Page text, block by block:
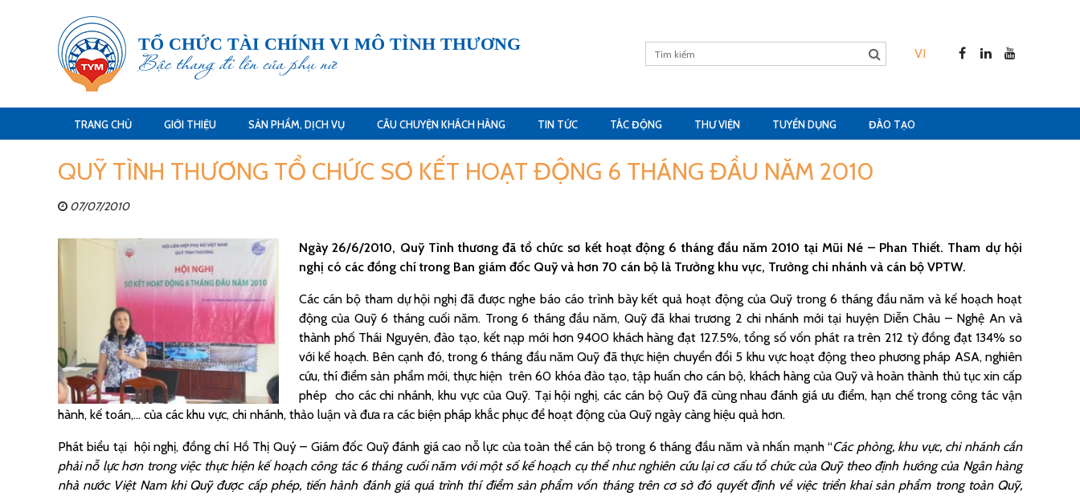
TỔ CHỨC TÀI CHÍNH VI MÔ TÌNH THƯƠNG
Bậc thang đi lên của phụ nữ VI
TRANG CHỦ GIỚI THIỆU SẢN PHẨM, DỊCH VỤ CÂU CHUYỆN KHÁCH HÀNG TIN TỨC TÁC ĐỘNG THƯ VIỆN TUYỂN DỤNG ĐÀO TẠO
QUỸ TÌNH THƯƠNG TỔ CHỨC SƠ KẾT HOẠT ĐỘNG 6 THÁNG ĐẦU NĂM 2010
07/07/2010
Ngày 26/6/2010, Quỹ Tình thương đã tổ chức sơ kết hoạt động 6 tháng đầu năm 2010 tại Mũi Né – Phan Thiết. Tham dự hội
nghị có các đồng chí trong Ban giám đốc Quỹ và hơn 70 cán bộ là Trưởng khu vực, Trưởng chi nhánh và cán bộ VPTW.
Các cán bộ tham dự hội nghị đã được nghe báo cáo trình bày kết quả hoạt động của Quỹ trong 6 tháng đầu năm và kế hoạch hoạt
động của Quỹ 6 tháng cuối năm. Trong 6 tháng đầu năm, Quỹ đã khai trương 2 chi nhánh mới tại huyện Diễn Châu – Nghệ An và
thành phố Thái Nguyên, đào tạo, kết nạp mới hơn 9400 khách hàng đạt 127.5%, tổng số vốn phát ra trên 212 tỷ đồng đạt 134% so
với kế hoạch. Bên cạnh đó, trong 6 tháng đầu năm Quỹ đã thực hiện chuyển đổi 5 khu vực hoạt động theo phương pháp ASA, nghiên
cứu, thí điểm sản phẩm mới, thực hiện trên 60 khóa đào tạo, tập huấn cho cán bộ, khách hàng của Quỹ và hoàn thành thủ tục xin cấp
phép cho các chi nhánh, khu vực của Quỹ. Tại hội nghị, các cán bộ Quỹ đã cùng nhau đánh giá ưu điểm, hạn chế trong công tác vận
hành, kế toán,… của các khu vực, chi nhánh, thảo luận và đưa ra các biện pháp khắc phục để hoạt động của Quỹ ngày càng hiệu quả hơn.
Phát biểu tại hội nghị, đồng chí Hồ Thị Quý – Giám đốc Quỹ đánh giá cao nỗ lực của toàn thể cán bộ trong 6 tháng đầu năm và nhấn mạnh “Các phòng, khu vực, chi nhánh cần
phải nỗ lực hơn trong việc thực hiện kế hoạch công tác 6 tháng cuối năm với một số kế hoạch cụ thể như: nghiên cứu lại cơ cấu tổ chức của Quỹ theo định hướng của Ngân hàng
nhà nước Việt Nam khi Quỹ được cấp phép, tiến hành đánh giá quá trình thí điểm sản phẩm vốn tháng trên cơ sở đó quyết định về việc triển khai sản phẩm trong toàn Quỹ,